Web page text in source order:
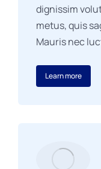
dignissim
metus, quis
Mauris nec
Learn more